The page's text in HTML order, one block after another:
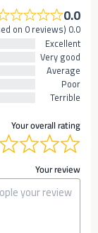
0.0
0.0 out of 5 stars (based on 0 reviews)
Excellent
Very good
Average
Poor
Terrible
Your overall rating
Your review